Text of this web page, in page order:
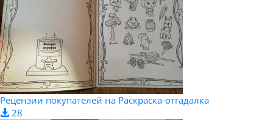
Рецензии покупателей на Раскраска-отгадалка
28